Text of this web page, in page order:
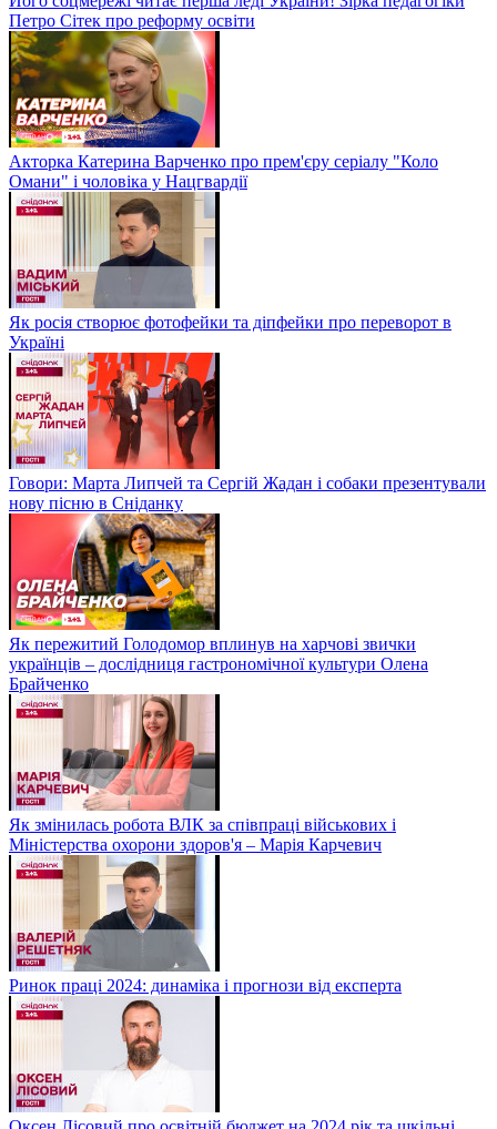
Петро Сітек про реформу освіти
Акторка Катерина Варченко про прем'єру серіалу "Коло
Омани" і чоловіка у Нацгвардії
Як росія створює фотофейки та діпфейки про переворот в
Україні
Говори: Марта Липчей та Сергій Жадан і собаки презентували
нову пісню в Сніданку
Як пережитий Голодомор вплинув на харчові звички
українців – дослідниця гастрономічної культури Олена
Брайченко
Як змінилась робота ВЛК за співпраці військових і
Міністерства охорони здоров'я – Марія Карчевич
Ринок праці 2024: динаміка і прогнози від експерта